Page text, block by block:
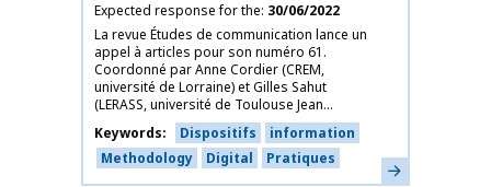
Expected response for the 30/06/2022
La revue Études de communication lance un
appel à articles pour son numéro 61.
Coordonné par Anne Cordier (CREM,
université de Lorraine) et Gilles Sahut
(LERASS, université de Toulouse Jean...
Keywords
Dispositifs
information
Methodology
Digital Pratiques Learn more